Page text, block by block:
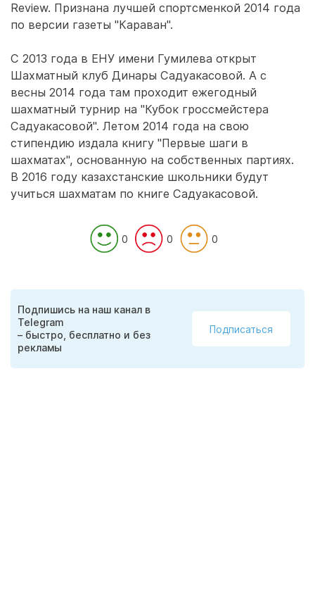
Review. Признана лучшей спортсменкой 2014 года
по версии газеты "Караван".
С 2013 года в ЕНУ имени Гумилева открыт
Шахматный клуб Динары Садуакасовой. А с
весны 2014 года там проходит ежегодный
шахматный турнир на "Кубок гроссмейстера
Садуакасовой". Летом 2014 года на свою
стипендию издала книгу "Первые шаги в
шахматах", основанную на собственных партиях.
В 2016 году казахстанские школьники будут
учиться шахматам по книге Садуакасовой.
0 0 0
Подпишись на наш канал в
Telegram
– быстро, бесплатно и без
рекламы
Подписаться